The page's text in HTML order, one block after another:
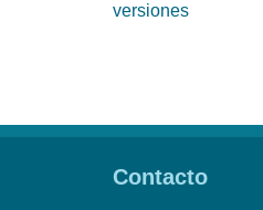
versiones
Contacto